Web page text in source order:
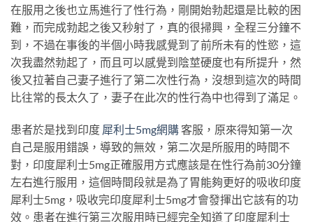
在服用之後也立馬進行了性行為，剛開始勃起還是比較的困
難，而完成勃起之後又秒射了，真的很掃興，全程三分鐘不
到，不過在事後的半個小時我感覺到了前所未有的性慾，這
次我盡然勃起了，而且可以感覺到陰莖硬度也有所提升，然
後又拉著自己妻子進行了第二次性行為，沒想到這次的時間
比往常的長太久了，妻子在此次的性行為中也得到了滿足。
患者於是找到印度 犀利士5mg網購 客服，原來得知第一次
自己是服用錯誤，導致的無效，第二次是所服用的時間不
對，印度犀利士5mg正確服用方式應該是在性行為前30分鐘
左右進行服用，這個時間段就是為了胃能夠更好的吸收印度
犀利士5mg，吸收完印度犀利士5mg才會發揮出它該有的功
效。患者在進行第三次服用時已經完全知道了印度犀利士